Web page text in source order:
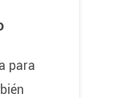
para